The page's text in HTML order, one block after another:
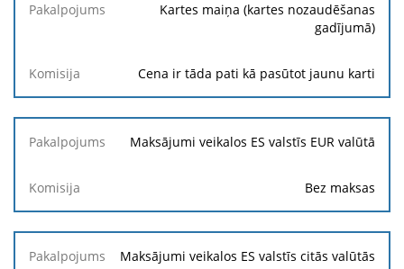
Kartes maiņa (kartes nozaudēšanas
gadījumā)
Cena ir tāda pati kā pasūtot jaunu karti
Maksājumi veikalos ES valstīs EUR valūtā
Bez maksas
Maksājumi veikalos ES valstīs citās valūtās